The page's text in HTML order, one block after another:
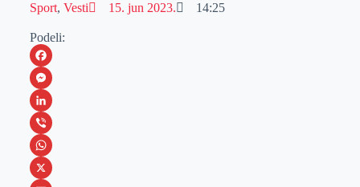
Sport, Vesti 15. jun 2023. 14:25
Podeli:
F
a
c
e
b
M
e
s
s
L
i
n
V
iW